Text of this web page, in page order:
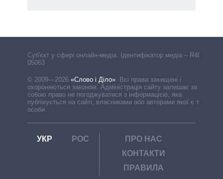
Cуб'єкт у сфері онлайн-медіа. Ідентифікатор медіа – R40-
05063
© 2009—2026 «Слово і Діло»
Всі права захищені і
охороняються законом. Адміністрація сайту залишає за
собою право не погоджуватися з інформацією, яка
публікується на сайті, власниками або авторами якої є треті
особи.
УКР РОС
ПРО НАС
КОНТАКТИ
ПРАВИЛА